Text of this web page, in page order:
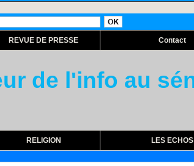
REVUE DE PRESSE Contact
de l'info au
RELIGION
LES ECHOS